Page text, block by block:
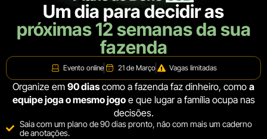
Um dia para decidir as
próximas 12 semanas da sua
fazenda
Evento online 21 de Março Vagas limitadas
Organize em 90 diascomo a fazenda faz dinheiro, como a
equipe joga o mesmo jogoe que lugar a família ocupa nas
decisões.
Saia com um plano de 90 dias pronto, não com mais um caderno
de anotações.